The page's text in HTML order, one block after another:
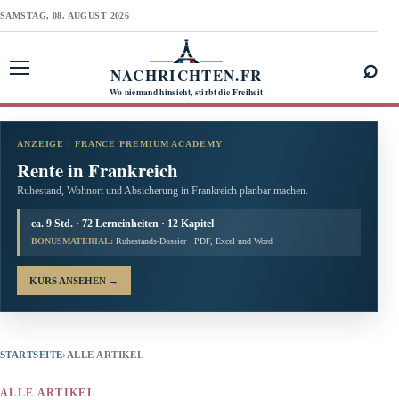
SAMSTAG, 08. AUGUST 2026
NACHRICHTEN.FR
Wo niemand hinsieht, stirbt die Freiheit
⌕
ANZEIGE · FRANCE PREMIUM ACADEMY
Rente in Frankreich
Ruhestand, Wohnort und Absicherung in Frankreich planbar machen.
ca. 9 Std. · 72 Lerneinheiten · 12 Kapitel
BONUSMATERIAL: Ruhestands-Dossier · PDF, Excel und Word
KURS ANSEHEN →
STARTSEITE› ALLE ARTIKEL
ALLE ARTIKEL